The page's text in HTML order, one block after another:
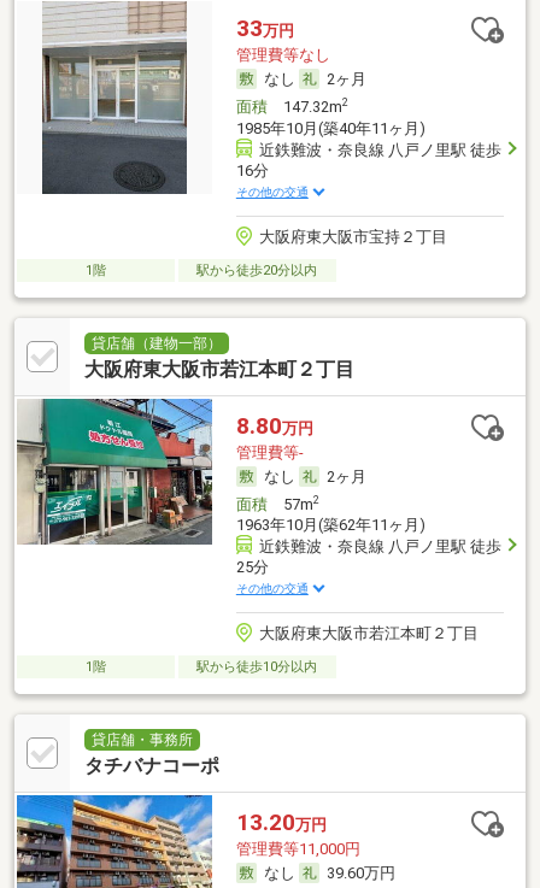
33万円
管理費等なし
なし
2ヶ月
面積147.32m2
1985年10月(築40年11ヶ月)
近鉄難波・奈良線 八戸ノ里駅 徒歩
16分
その他の交通
大阪府東大阪市宝持２丁目
1階 駅から徒歩20分以内
貸店舗（建物一部）
大阪府東大阪市若江本町２丁目
8.80万円
管理費等-
なし
2ヶ月
面積57m2
1963年10月(築62年11ヶ月)
近鉄難波・奈良線 八戸ノ里駅 徒歩
25分
その他の交通
大阪府東大阪市若江本町２丁目
1階 駅から徒歩10分以内
貸店舗・事務所
タチバナコーポ
13.20万円
管理費等11,000円
なし
39.60万円